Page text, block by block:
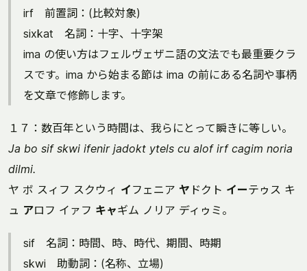
irf 前置詞：(比較対象)
sixkat 名詞：十字、十字架
ima の使い方はフェルヴェザニ語の文法でも最重要クラ
スです。ima から始まる節は ima の前にある名詞や事柄
を文章で修飾します。
１７：数百年という時間は、我らにとって瞬きに等しい。
Ja bo sif skwi ifenir jadokt ytels cu alof irf cagim noria
dilmi.
ヤ ボ スィフ スクウィ イ フェニア ヤ ドクト イーテゥス キ
ュ アロフ イァフ キャギム ノリア ディゥミ。
sif 名詞：時間、時、時代、期間、時期
skwi 助動詞：(名称、立場)